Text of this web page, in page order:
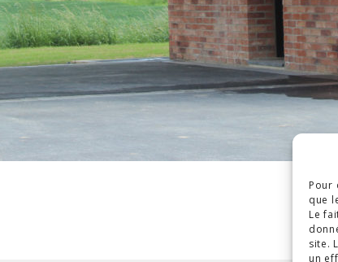
Pour
que
Le
site.
un